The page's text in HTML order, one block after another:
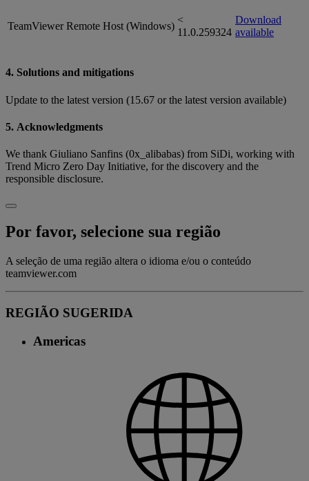
TeamViewer Remote Host (Windows)
<
11.0.259324
Download
available
4. Solutions and mitigations
Update to the latest version (15.67 or the latest version available)
5. Acknowledgments
We thank Giuliano Sanfins (0x_alibabas) from SiDi, working with
Trend Micro Zero Day Initiative, for the discovery and the
responsible disclosure.
Por favor, selecione sua região
A seleção de uma região altera o idioma e/ou o conteúdo
teamviewer.com
REGIÃO SUGERIDA
Americas